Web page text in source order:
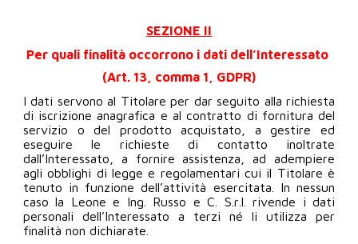
SEZIONE II
Per quali finalità occorrono i dati dell’Interessato
(Art. 13, comma 1, GDPR)
I dati servono al Titolare per dar seguito alla richiesta
di iscrizione anagrafica e al contratto di fornitura del
servizio o del prodotto acquistato, a gestire ed
eseguire le richieste di contatto inoltrate
dall’Interessato, a fornire assistenza, ad adempiere
agli obblighi di legge e regolamentari cui il Titolare è
tenuto in funzione dell’attività esercitata. In nessun
caso la Leone e Ing. Russo e C. S.r.l. rivende i dati
personali dell’Interessato a terzi né li utilizza per
finalità non dichiarate.